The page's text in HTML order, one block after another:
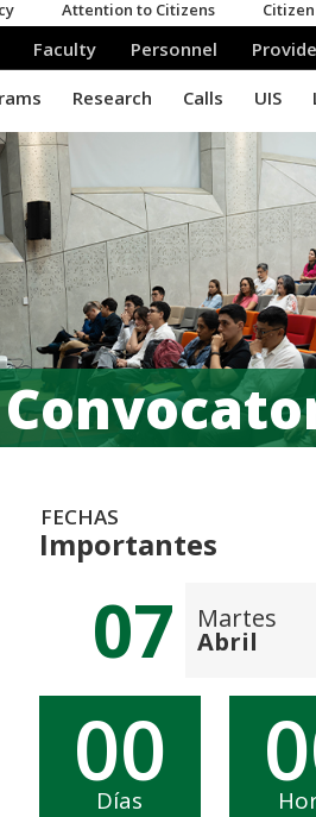
FECHAS
Importantes
07 Martes
Abril
00
Días